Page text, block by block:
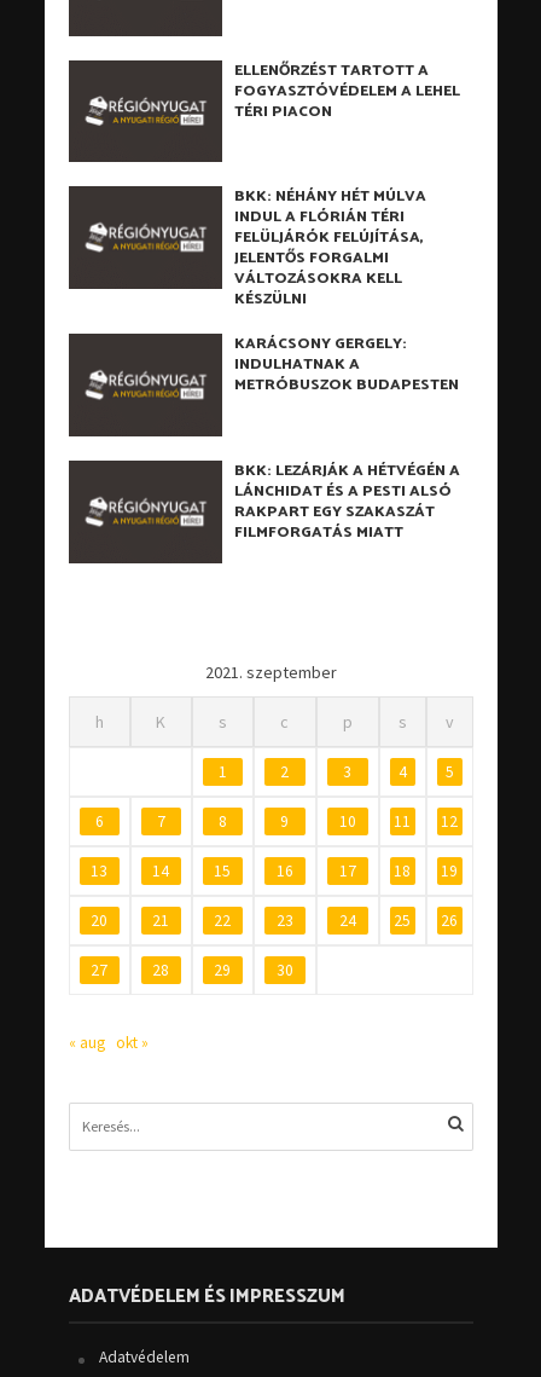
ELLENŐRZÉST TARTOTT A
FOGYASZTÓVÉDELEM A LEHEL
TÉRI PIACON
BKK: NÉHÁNY HÉT MÚLVA
INDUL A FLÓRIÁN TÉRI
FELÜLJÁRÓK FELÚJÍTÁSA,
JELENTŐS FORGALMI
VÁLTOZÁSOKRA KELL
KÉSZÜLNI
KARÁCSONY GERGELY:
INDULHATNAK A
METRÓBUSZOK BUDAPESTEN
BKK: LEZÁRJÁK A HÉTVÉGÉN A
LÁNCHIDAT ÉS A PESTI ALSÓ
RAKPART EGY SZAKASZÁT
FILMFORGATÁS MIATT
2021. szeptember
h K s c p s v
1 2 3 4 5
6 7 8 9 10 11 12
13 14 15 16 17 18 19
20 21 22 23 24 25 26
27 28 29 30
« aug okt »
ADATVÉDELEM ÉS IMPRESSZUM
Adatvédelem